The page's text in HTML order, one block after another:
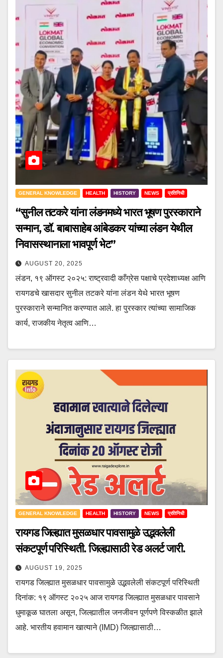
GENERAL KNOWLEDGE HEALTH HISTORY NEWS प्रतिनिधी
“सुनील तटकरे यांना लंडनमध्ये भारत भूषण पुरस्काराने
सन्मान, डॉ. बाबासाहेब आंबेडकर यांच्या लंडन येथील
निवासस्थानाला भावपूर्ण भेट”
AUGUST 20, 2025
लंडन, १९ ऑगस्ट २०२५: राष्ट्रवादी काँग्रेस पक्षाचे प्रदेशाध्यक्ष आणि
रायगडचे खासदार सुनील तटकरे यांना लंडन येथे भारत भूषण
पुरस्काराने सन्मानित करण्यात आले. हा पुरस्कार त्यांच्या सामाजिक
कार्य, राजकीय नेतृत्व आणि…
GENERAL KNOWLEDGE HEALTH HISTORY NEWS प्रतिनिधी
रायगड जिल्ह्यात मुसळधार पावसामुळे उद्भवलेली
संकटपूर्ण परिस्थिती. जिल्ह्यासाठी रेड अलर्ट जारी.
AUGUST 19, 2025
रायगड जिल्ह्यात मुसळधार पावसामुळे उद्भवलेली संकटपूर्ण परिस्थिती
दिनांक: १९ ऑगस्ट २०२५ आज रायगड जिल्ह्यात मुसळधार पावसाने
धुमाकूळ घातला असून, जिल्ह्यातील जनजीवन पूर्णपणे विस्कळीत झाले
आहे. भारतीय हवामान खात्याने (IMD) जिल्ह्यासाठी…